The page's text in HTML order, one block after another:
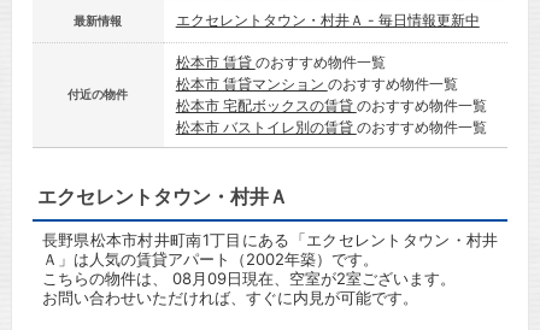
最新情報 エクセレントタウン・村井Ａ - 毎日情報更新中
付近の物件
松本市 賃貸 のおすすめ物件一覧
松本市 賃貸マンション のおすすめ物件一覧
松本市 宅配ボックスの賃貸 のおすすめ物件一覧
松本市 バストイレ別の賃貸 のおすすめ物件一覧
エクセレントタウン・村井Ａ
長野県松本市村井町南1丁目にある「エクセレントタウン・村井
Ａ」は人気の賃貸アパート（2002年築）です。
こちらの物件は、 08月09日現在、空室が2室ございます。
お問い合わせいただければ、すぐに内見が可能です。